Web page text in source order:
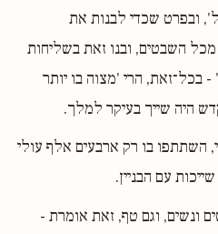
ובפרט שכדי לבנות את
השבטים, ובנו זאת בשליחות
בכל־זאת, הרי 'מצוה בו יותר
היה שייך בעיקר למלך.
השתתפו בו רק ארבעים אלף עולי
עם הבניין.
ונשים, וגם טף, זאת אומרת -